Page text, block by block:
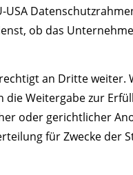
ob das
an Dritte
die Weitergabe zur
oder gerichtlicher
für Zwecke